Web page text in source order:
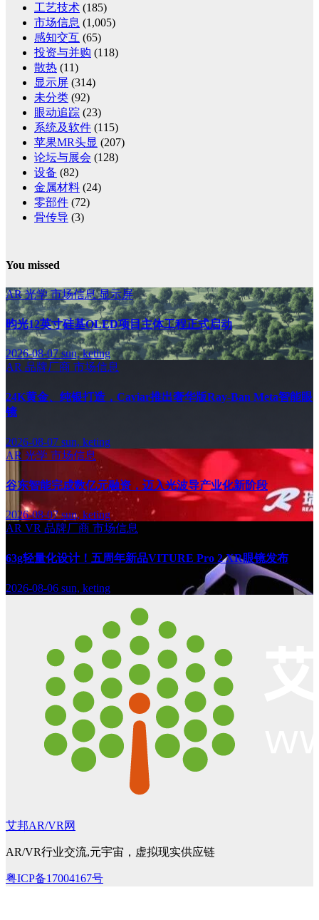
工艺技术 (185)
市场信息 (1,005)
感知交互 (65)
投资与并购 (118)
散热 (11)
显示屏 (314)
未分类 (92)
眼动追踪 (23)
系统及软件 (115)
苹果MR头显 (207)
论坛与展会 (128)
设备 (82)
金属材料 (24)
零部件 (72)
骨传导 (3)
You missed
AR光学市场信息显示屏
昀光12英寸硅基OLED项目主体工程正式启动
2026-08-07sun, keting
AR 品牌厂商 市场信息
24K黄金、纯银打造，Caviar推出奢华版Ray-Ban Meta智能眼
镜
2026-08-07 sun, keting
AR 光学 市场信息
谷东智能完成数亿元融资，迈入光波导产业化新阶段
2026-08-07sun, keting
AR VR 品牌厂商 市场信息
63g轻量化设计！五周年新品VITURE Pro 2 XR眼镜发布
2026-08-06 sun, keting
艾邦AR/VR网
AR/VR行业交流,元宇宙，虚拟现实供应链
粤ICP备17004167号